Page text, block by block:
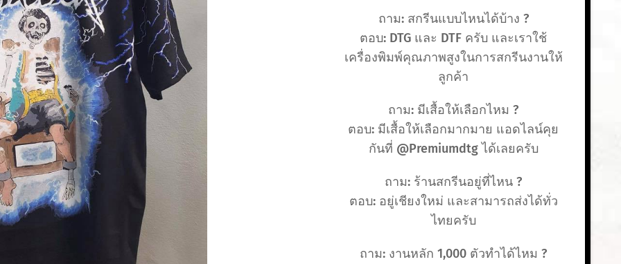
ถาม: สกรีนแบบไหนได้บ้าง ?
ตอบ: DTG และ DTF ครับ และเราใช้
เครื่องพิมพ์คุณภาพสูงในการสกรีนงานให้
ลูกค้า
ถาม: มีเสื้อให้เลือกไหม ?
ตอบ: มีเสื้อให้เลือกมากมาย แอดไลน์คุย
กันที่ @Premiumdtg ได้เลยครับ
ถาม: ร้านสกรีนอยู่ที่ไหน ?
ตอบ: อยู่เชียงใหม่ และสามารถส่งได้ทั่ว
ไทยครับ
ถาม: งานหลัก 1,000 ตัวทำได้ไหม ?